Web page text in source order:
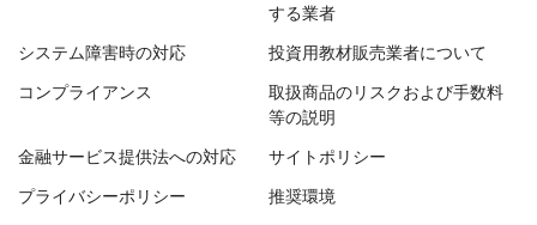
する業者
システム障害時の対応 投資用教材販売業者について
コンプライアンス
取扱商品のリスクおよび手数料
等の説明
金融サービス提供法への対応 サイトポリシー
プライバシーポリシー 推奨環境